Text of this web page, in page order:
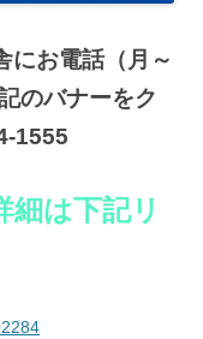
にお電話（月～
のバナーをク
1555
細は下記リ